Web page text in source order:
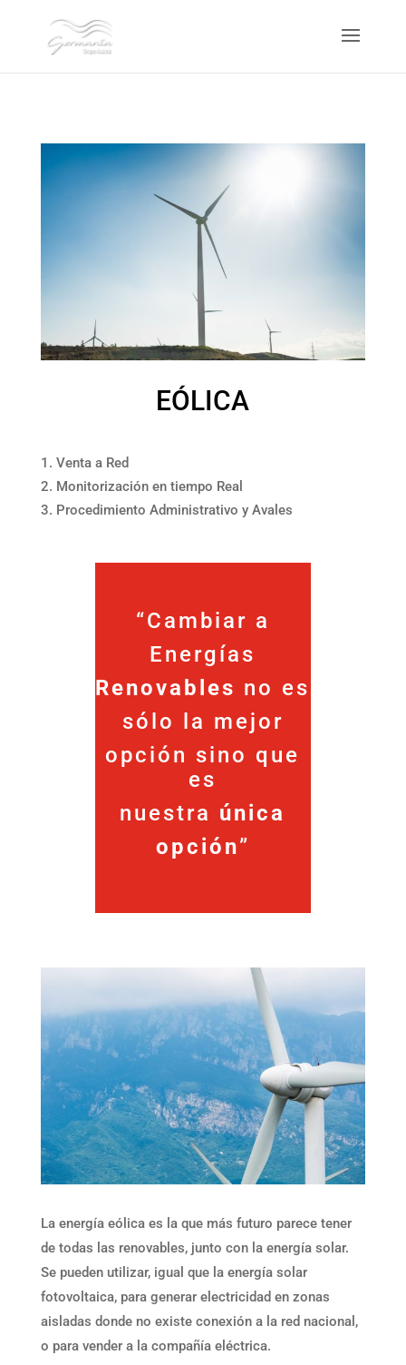
EÓLICA
Venta a Red
Monitorización en tiempo Real
Procedimiento Administrativo y Avales
“Cambiar a
Energías
Renovables no es
sólo la mejor
opción sino que
es
nuestra única
opción”
La energía eólica es la que más futuro parece tener
de todas las renovables, junto con la energía solar.
Se pueden utilizar, igual que la energía solar
fotovoltaica, para generar electricidad en zonas
aisladas donde no existe conexión a la red nacional,
o para vender a la compañía eléctrica.